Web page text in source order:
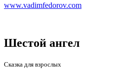
www.vadimfedorov.com
Шестой ангел
Сказка для взрослых